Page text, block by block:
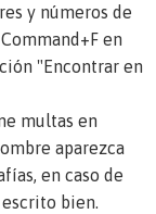
y números de
en
"Encontrar en
multas en
aparezca
en caso de
bien.